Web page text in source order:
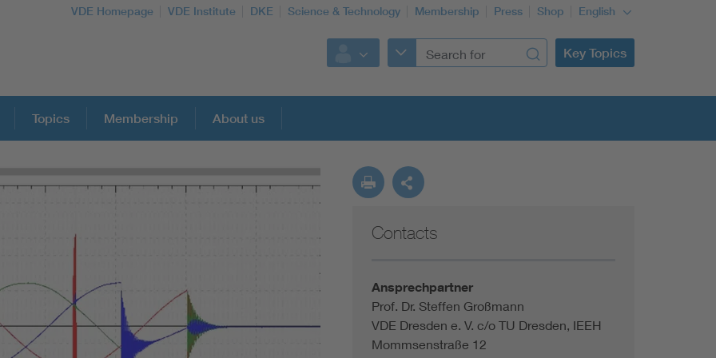
VDE Homepage VDE Institute DKE Science & Technology Membership Press Shop English
Key Topics
More Topics
Artificial Intelligence
Consumer protection
Defense
Topics Membership About us
Contacts
Ansprechpartner
Prof. Dr. Steffen Großmann
VDE Dresden e. V. c/o TU Dresden, IEEH
Mommsenstraße 12